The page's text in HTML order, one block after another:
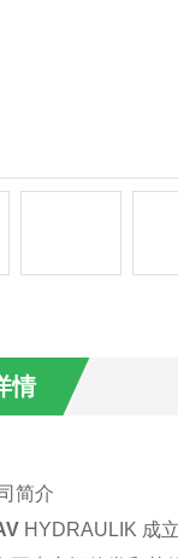
情
简介
HYDRAULIK 成